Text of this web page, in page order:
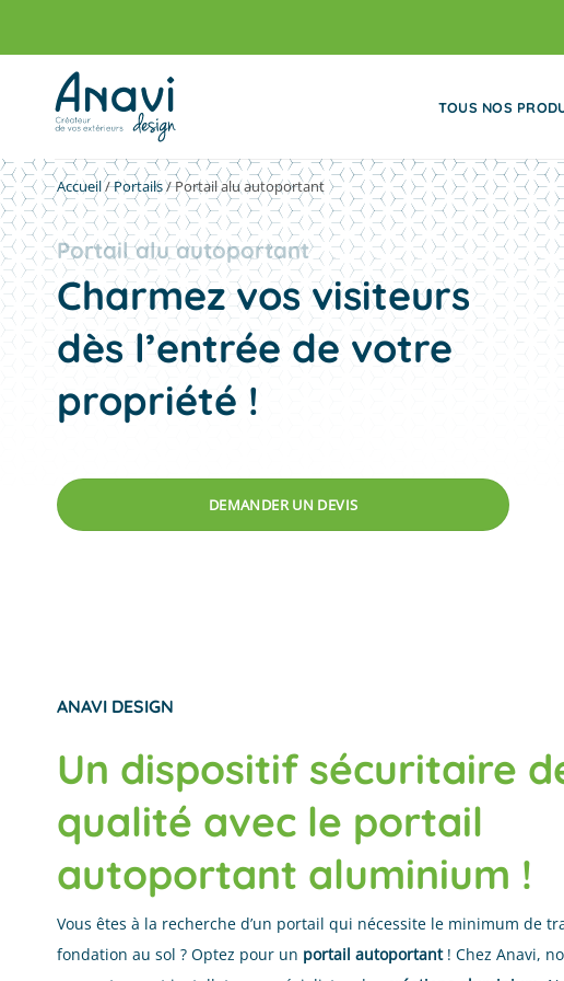
TOUS NOS
Accueil/Portails/Portail alu autoportant
Portail alu autoportant
Charmez vos visiteurs
dès l’entrée de votre
propriété !
DEMANDER UN DEVIS
ANAVI DESIGN
Un dispositif sécuritaire
qualité avec le portail
autoportant aluminium !
Vous êtes à la recherche d’un portail qui nécessite le minimum de
fondation au sol ? Optez pour un portail autoportant! Chez Anavi,